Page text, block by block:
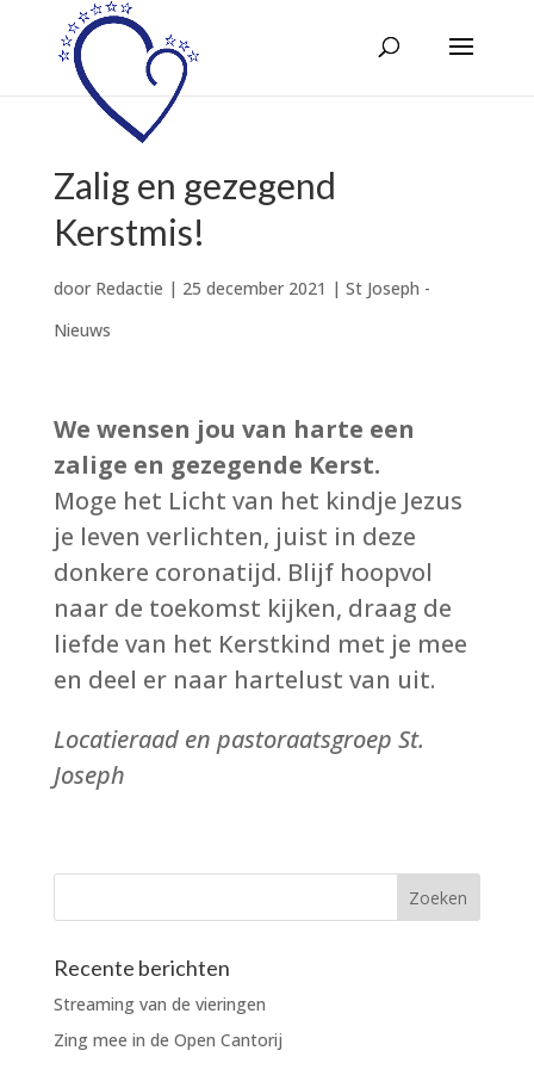
Zalig en gezegend
Kerstmis!
door Redactie | 25 december 2021 | St Joseph -
Nieuws
We wensen jou van harte een
zalige en gezegende Kerst.
Moge het Licht van het kindje Jezus
je leven verlichten, juist in deze
donkere coronatijd. Blijf hoopvol
naar de toekomst kijken, draag de
liefde van het Kerstkind met je mee
en deel er naar hartelust van uit.
Locatieraad en pastoraatsgroep St.
Joseph
Recente berichten
Streaming van de vieringen
Zing mee in de Open Cantorij